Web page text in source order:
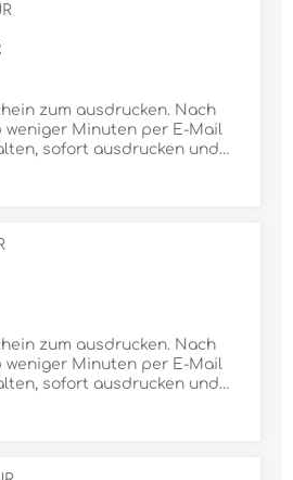
zum ausdrucken. Nach
weniger Minuten per E-Mail
sofort ausdrucken und
ist der
zum ausdrucken. Nach
weniger Minuten per E-Mail
sofort ausdrucken und
ist der